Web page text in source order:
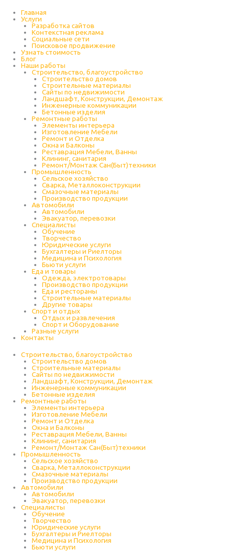
Главная
Услуги
Разработка сайтов
Контекстная реклама
Социальные сети
Поисковое продвижение
Узнать стоимость
Блог
Наши работы
Строительство, благоустройство
Строительство домов
Строительные материалы
Сайты по недвижимости
Ландшафт, Конструкции, Демонтаж
Инженерные коммуникации
Бетонные изделия
Ремонтные работы
Элементы интерьера
Изготовление Мебели
Ремонт и Отделка
Окна и Балконы
Реставрация Мебели, Ванны
Клининг, санитария
Ремонт/Монтаж Сан(Быт)техники
Промышленность
Cельское хозяйство
Сварка, Металлоконструкции
Cмазочные материалы
Производство продукции
Автомобили
Автомобили
Эвакуатор, перевозки
Специалисты
Обучение
Творчество
Юридические услуги
Бухгалтеры и Риелторы
Медицина и Психология
Бьюти услуги
Еда и товары
Одежда, электротовары
Производство продукции
Еда и рестораны
Строительные материалы
Другие товары
Спорт и отдых
Отдых и развлечения
Спорт и Оборудование
Разные услуги
Контакты
Строительство, благоустройство
Строительство домов
Строительные материалы
Сайты по недвижимости
Ландшафт, Конструкции, Демонтаж
Инженерные коммуникации
Бетонные изделия
Ремонтные работы
Элементы интерьера
Изготовление Мебели
Ремонт и Отделка
Окна и Балконы
Реставрация Мебели, Ванны
Клининг, санитария
Ремонт/Монтаж Сан(Быт)техники
Промышленность
Cельское хозяйство
Сварка, Металлоконструкции
Cмазочные материалы
Производство продукции
Автомобили
Автомобили
Эвакуатор, перевозки
Специалисты
Обучение
Творчество
Юридические услуги
Бухгалтеры и Риелторы
Медицина и Психология
Бьюти услуги